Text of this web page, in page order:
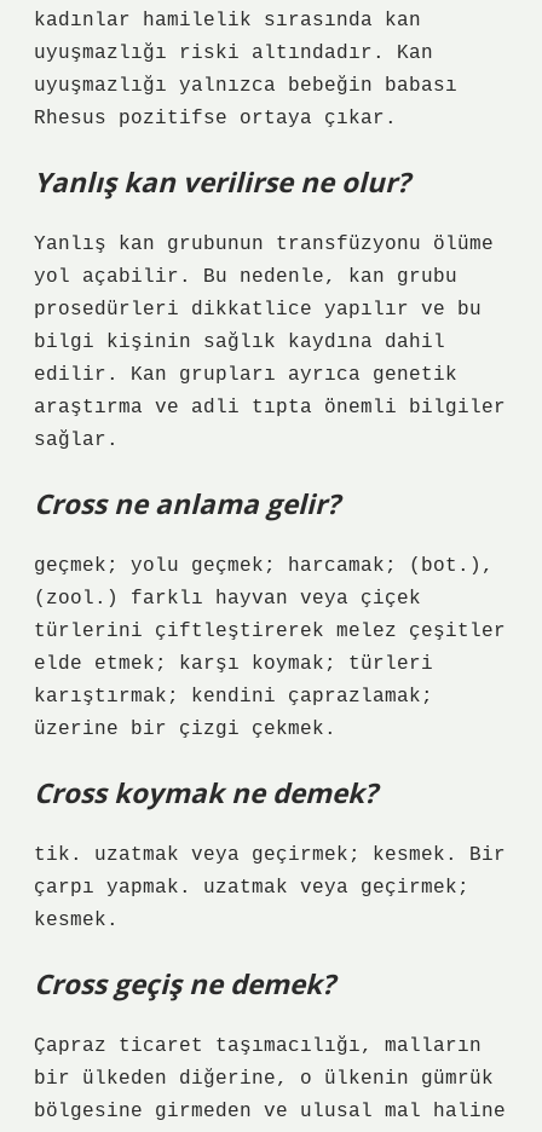
kadınlar hamilelik sırasında kan
uyuşmazlığı riski altındadır. Kan
uyuşmazlığı yalnızca bebeğin babası
Rhesus pozitifse ortaya çıkar.
Yanlış kan verilirse ne olur?
Yanlış kan grubunun transfüzyonu ölüme
yol açabilir. Bu nedenle, kan grubu
prosedürleri dikkatlice yapılır ve bu
bilgi kişinin sağlık kaydına dahil
edilir. Kan grupları ayrıca genetik
araştırma ve adli tıpta önemli bilgiler
sağlar.
Cross ne anlama gelir?
geçmek; yolu geçmek; harcamak; (bot.),
(zool.) farklı hayvan veya çiçek
türlerini çiftleştirerek melez çeşitler
elde etmek; karşı koymak; türleri
karıştırmak; kendini çaprazlamak;
üzerine bir çizgi çekmek.
Cross koymak ne demek?
tik. uzatmak veya geçirmek; kesmek. Bir
çarpı yapmak. uzatmak veya geçirmek;
kesmek.
Cross geçiş ne demek?
Çapraz ticaret taşımacılığı, malların
bir ülkeden diğerine, o ülkenin gümrük
bölgesine girmeden ve ulusal mal haline